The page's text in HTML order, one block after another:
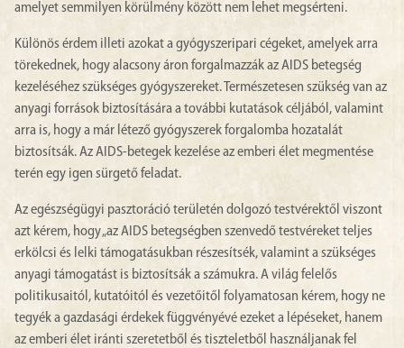
amelyet semmilyen körülmény között nem lehet megsérteni.
Különös érdem illeti azokat a gyógyszeripari cégeket, amelyek arra
törekednek, hogy alacsony áron forgalmazzák az AIDS betegség
kezeléséhez szükséges gyógyszereket. Természetesen szükség van az
anyagi források biztosítására a további kutatások céljából, valamint
arra is, hogy a már létező gyógyszerek forgalomba hozatalát
biztosítsák. Az AIDS-betegek kezelése az emberi élet megmentése
terén egy igen sürgető feladat.
Az egészségügyi pasztoráció területén dolgozó testvérektől viszont
azt kérem, hogy „az AIDS betegségben szenvedő testvéreket teljes
erkölcsi és lelki támogatásukban részesítsék, valamint a szükséges
anyagi támogatást is biztosítsák a számukra. A világ felelős
politikusaitól, kutatóitól és vezetőitől folyamatosan kérem, hogy ne
tegyék a gazdasági érdekek függvényévé ezeket a lépéseket, hanem
az emberi élet iránti szeretetből és tiszteletből használjanak fel